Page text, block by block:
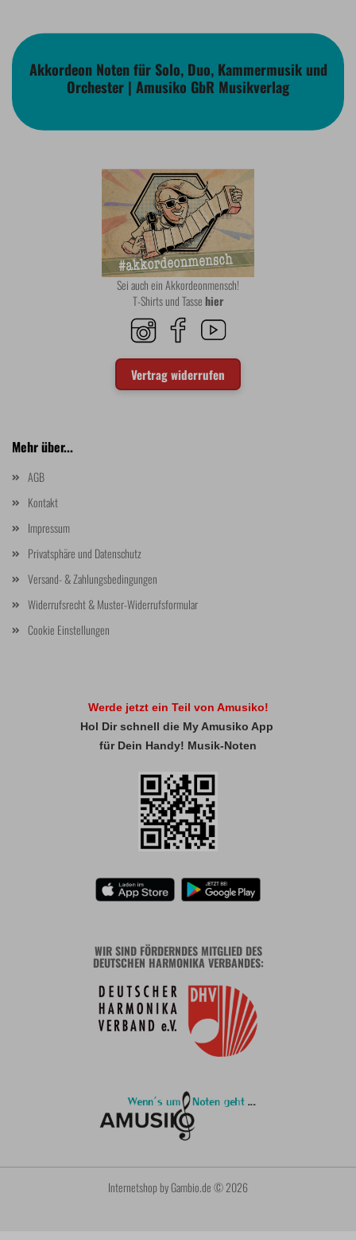
Akkordeon Noten für Solo, Duo, Kammermusik und
Orchester | Amusiko GbR Musikverlag
Sei auch ein Akkordeonmensch!
T-Shirts und Tassehier
Vertrag widerrufen
Mehr über...
AGB
Kontakt
Impressum
Privatsphäre und Datenschutz
Versand- & Zahlungsbedingungen
Widerrufsrecht & Muster-Widerrufsformular
Cookie Einstellungen
Werde jetzt ein Teil von Amusiko!
Hol Dir schnell die My Amusiko App
für Dein Handy! Musik-Noten
WIR SIND FÖRDERNDES MITGLIED DES
DEUTSCHEN HARMONIKA VERBANDES:
Internetshop by Gambio.de © 2026